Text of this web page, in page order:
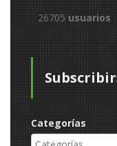
26705 usuarios
Categorías